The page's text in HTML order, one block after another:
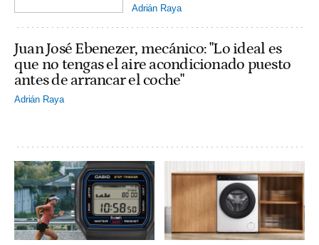
Adrián Raya
Juan José Ebenezer, mecánico: "Lo ideal es
que no tengas el aire acondicionado puesto
antes de arrancar el coche"
Adrián Raya